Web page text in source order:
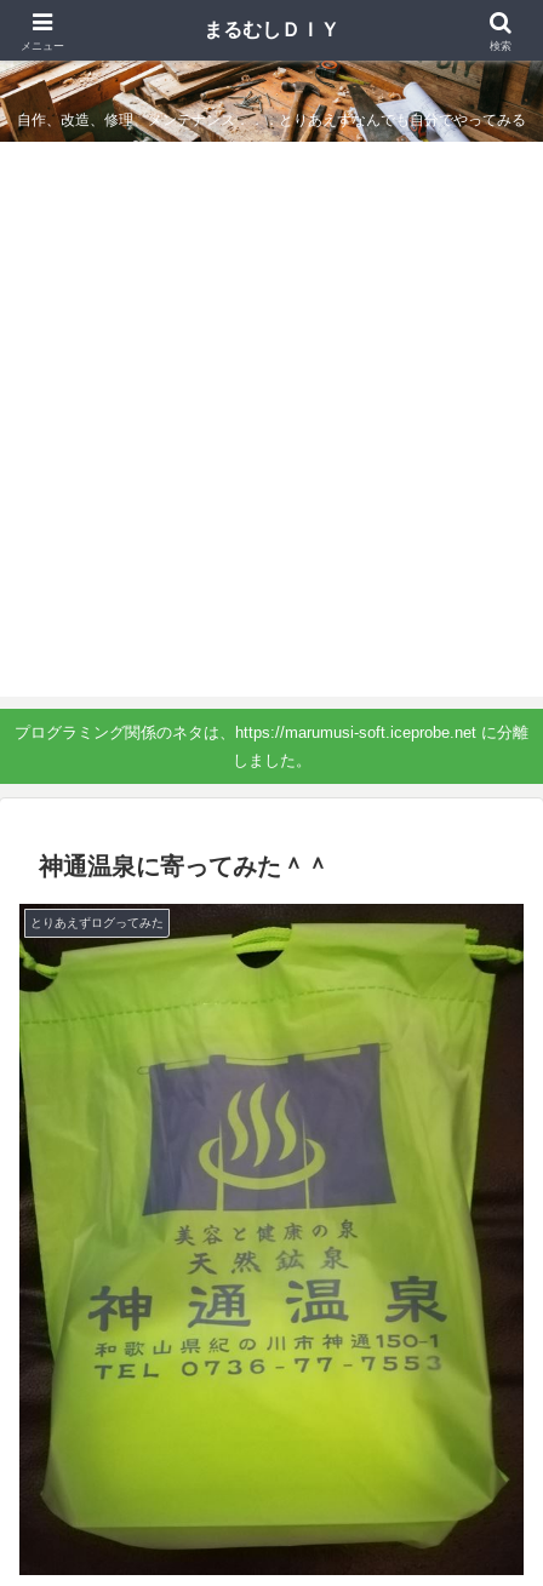
まるむしＤＩＹ
自作、改造、修理、メンテナンス．．．とりあえずなんでも自分でやってみる
プログラミング関係のネタは、https://marumusi-soft.iceprobe.net に分離
しました。
神通温泉に寄ってみた＾＾
とりあえずログってみた
メニュー
まるむしＤＩＹ
検索